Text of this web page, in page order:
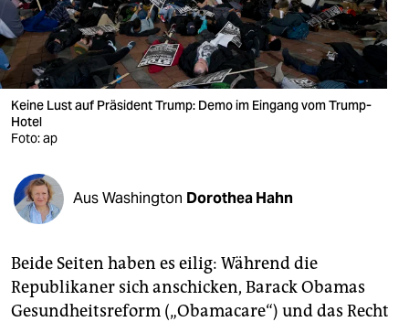
wahrheit
verlag
verlag
shop
fragen & hilfe
unterstützen
abo
Keine Lust auf Präsident Trump: Demo im Eingang vom Trump-
Hotel
Foto: ap
Aus Washington Dorothea Hahn
Beide Seiten haben es eilig: Während die
Republikaner sich anschicken, Barack Obamas
Gesundheitsreform („Obamacare“) und das Recht